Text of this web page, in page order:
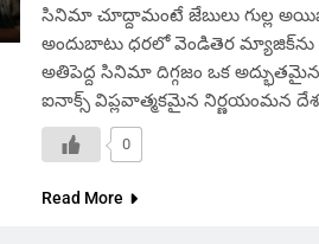
సినిమా చూద్దామంటే జేబులు గుల్ల
అందుబాటు ధరలో వెండితెర
అతిపెద్ద సినిమా దిగ్గజం ఒక
ఐనాక్స్ విప్లవాత్మకమైన నిర్ణయంమన
0
Read More